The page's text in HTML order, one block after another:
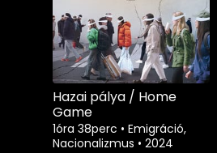
Hazai pálya / Home
Game
1óra 38perc • Emigráció,
Nacionalizmus • 2024